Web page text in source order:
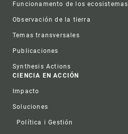
Funcionamento de los ecosistemas
Observación de la tierra
Temas transversales
Publicaciones
Synthesis Actions
CIENCIA EN ACCIÓN
Impacto
Soluciones
Política i Gestión